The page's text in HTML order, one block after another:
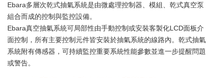
Ebara多層次乾式抽氣系統是由微處理控制器、模組、乾式真空泵
組合而成的控制與監控設備。
Ebara真空抽氣系統可局部性由手動控制或安裝客製化LCD面板介
面控制，所有主要控制元件皆安裝於抽氣系統的線路內。乾式抽氣
系統附有傳感器，可持續監控重要系統性能參數並進一步提醒問題
或警告。